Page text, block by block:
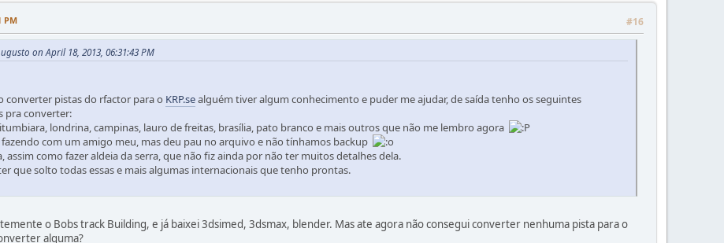
PM #16
on April 18, 2013, 06:31:43 PM
converter pistas do rfactor para o KRP.sealguém tiver algum conhecimento e puder me ajudar, de saída tenho os seguintes
pra converter:
londrina, campinas, lauro de freitas, brasília, pato branco e mais outros que não me lembro agora
com um amigo meu, mas deu pau no arquivo e não tínhamos backup
assim como fazer aldeia da serra, que não fiz ainda por não ter muitos detalhes dela.
que solto todas essas e mais algumas internacionais que tenho prontas.
o Bobs track Building, e já baixei 3dsimed, 3dsmax, blender. Mas ate agora não consegui converter nenhuma pista para o
alguma?